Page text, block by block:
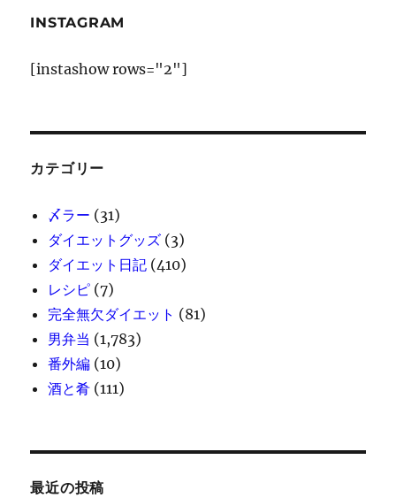
INSTAGRAM
[instashow rows="2"]
カテゴリー
〆ラー (31)
ダイエットグッズ (3)
ダイエット日記 (410)
レシピ (7)
完全無欠ダイエット (81)
男弁当 (1,783)
番外編 (10)
酒と肴 (111)
最近の投稿